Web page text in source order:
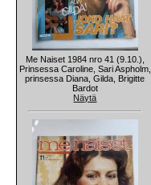
Me Naiset 1984 nro 41 (9.10.),
Prinsessa Caroline, Sari Aspholm,
prinsessa Diana, Gilda, Brigitte
Bardot
Näytä